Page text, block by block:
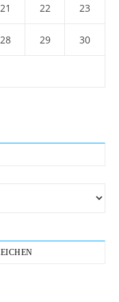
21 22 23
28 29 30